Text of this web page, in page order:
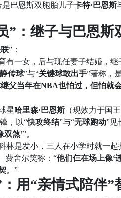
是巴恩斯双胞胎儿子卡特·巴恩斯
”：继子与巴恩斯
”：
有一女，后与现任妻子结婚，
传球”与“关键球敢出手”著称，
父当年在NBA也怕过，但怕
星哈里森·巴恩斯（现效力于国
，以“快攻终结”与“无球跑动”
双煞’”。
林是发小，三人在小学时就一
费舍尔笑称：“他们仨在场上像‘
。”
用“亲情式陪伴”